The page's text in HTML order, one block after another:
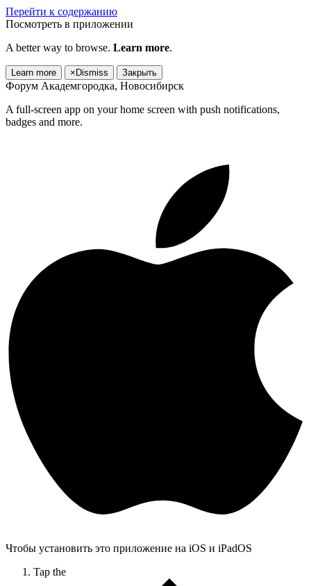
Перейти к содержанию
Посмотреть в приложении
A better way to browse. Learn more.
Learn more × Dismiss Закрыть
Форум Академгородка, Новосибирск
A full-screen app on your home screen with push notifications,
badges and more.
Чтобы установить это приложение на iOS и iPadOS
Tap the